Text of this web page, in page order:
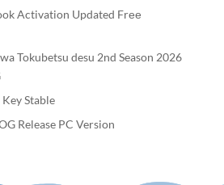
Activation Updated Frее
Tokubetsu desu 2nd Season 2026
Stable
Release PC Version